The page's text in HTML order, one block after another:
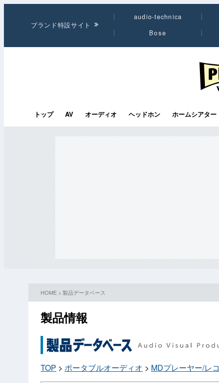
ブランド特設サイト
audio-technica
Bose
トップ AV オーディオ ヘッドホン ホームシアター
HOME > 製品データベース
製品情報
TOP > ポータブルオーディオ > MDプレーヤー/レ